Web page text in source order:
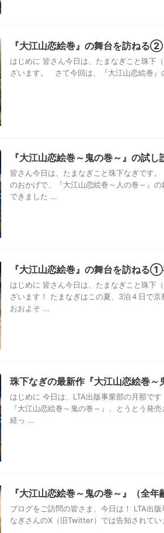
『大江山恋絵巻』の舞台を訪ねる②
はじめに 皆さん今日は、たまなぎこと珠下
ざいます。 さて今回は、『大江山恋絵巻』
『大江山恋絵巻～鬼の巻～』の試し
皆さん今日は、たまなぎこと珠下なぎです
のおかげで、『大江山恋絵巻～人の巻～』
できました ...
『大江山恋絵巻』の舞台を訪ねる
はじめに 皆さん今日は、たまなぎこと珠下
ざいます！ たまなぎはこの夏、3泊４日で
おおよそ ...
珠下なぎの最新作『大江山恋絵巻～
はじめに 今日は、LTA出版事業部の月那で
『大江山恋絵巻～鬼の巻～』、とうとう発
経っ ...
『大江山恋絵巻～鬼の巻～』（全
ブログをご訪問の皆さま、今日は！ LTA出
なぎさんのX（旧Twitter）では告知されて